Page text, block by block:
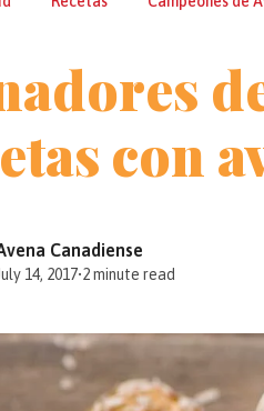
con
Canadiense
14, 2017•2 minute read